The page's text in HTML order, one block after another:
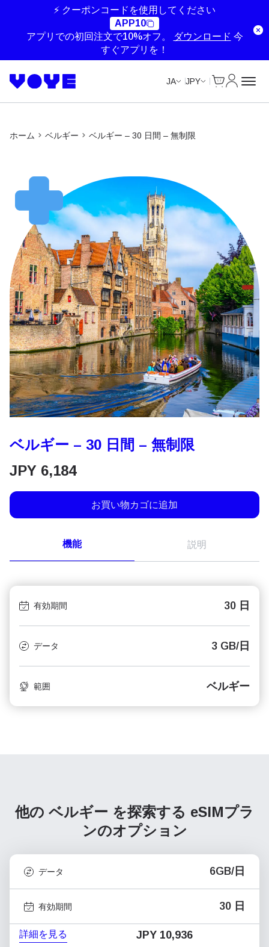
⚡ クーポンコードを使用してください
APP10
アプリでの初回注文で10%オフ。
ダウンロード 今
すぐアプリを！
JA JPY
ホーム ベルギー ベルギー – 30 日間 – 無制限
ベルギー – 30 日間 – 無制限
JPY 6,184
お買い物カゴに追加
機能 説明
有効期間 30 日
データ 3 GB/日
範囲 ベルギー
他の ベルギー を探索する eSIMプラ
ンのオプション
Unlimited Data
データ 6GB/日
有効期間 30 日
詳細を見る JPY 10,936
Unlimited Data
Unlimited Data
Unlimited Data